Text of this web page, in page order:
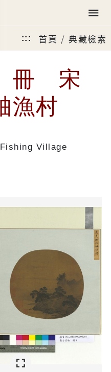
::: 首頁 典藏檢索
冊 宋
漁村
Village